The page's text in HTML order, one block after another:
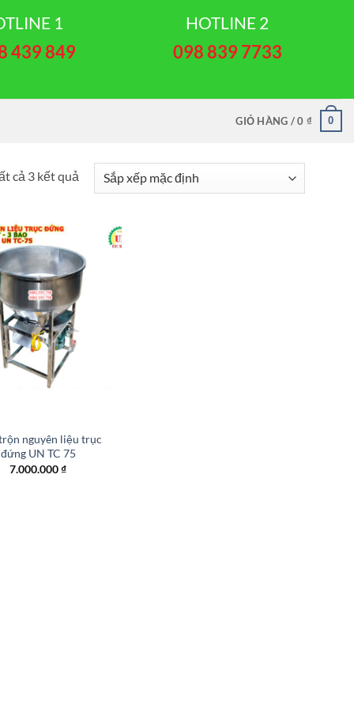
1
439 849
HOTLINE 2
098 839 7733
GIỎ HÀNG /0 ₫ 0
cả 3 kết quả
nguyên liệu trục
đứng UN TC 75
7.000.000₫